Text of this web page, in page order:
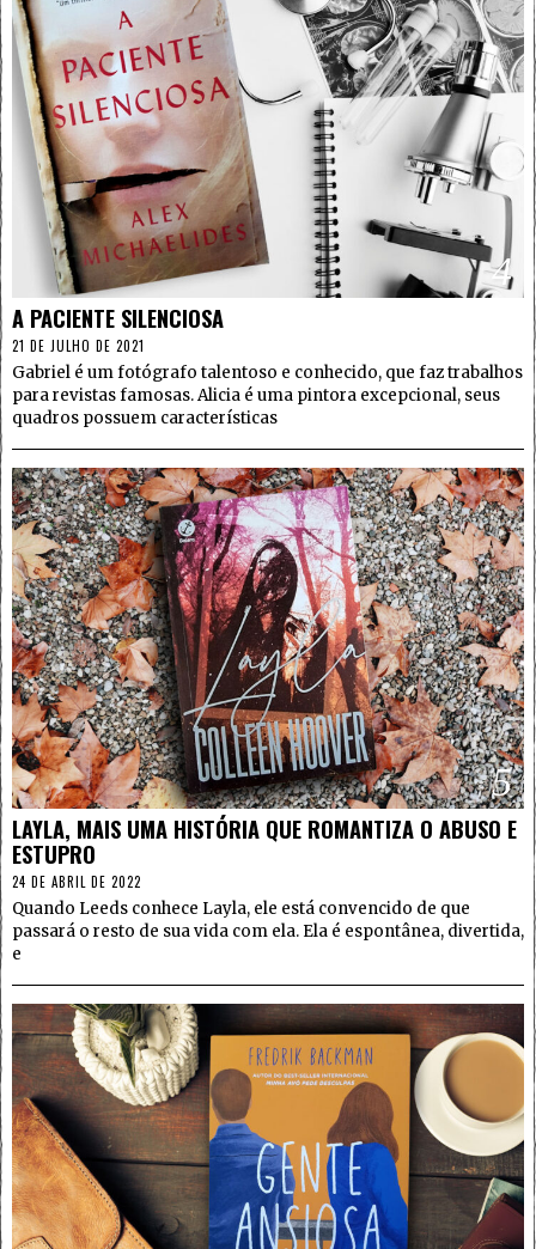
4
A PACIENTE SILENCIOSA
21 DE JULHO DE 2021
Gabriel é um fotógrafo talentoso e conhecido, que faz trabalhos
para revistas famosas. Alicia é uma pintora excepcional, seus
quadros possuem características
5
LAYLA, MAIS UMA HISTÓRIA QUE ROMANTIZA O ABUSO E
ESTUPRO
24 DE ABRIL DE 2022
Quando Leeds conhece Layla, ele está convencido de que
passará o resto de sua vida com ela. Ela é espontânea, divertida,
e